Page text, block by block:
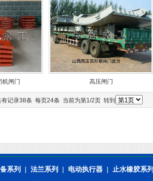
机闸门 高压闸门
有记录38条 每页24条 当前为第1/2页 转到
系列 | 法兰系列 | 电动执行器 | 止水橡胶系列